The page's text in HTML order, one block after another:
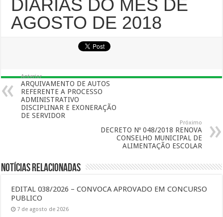
DIÁRIAS DO MÊS DE
AGOSTO DE 2018
Anterior
ARQUIVAMENTO DE AUTOS
REFERENTE A PROCESSO
ADMINISTRATIVO
DISCIPLINAR E EXONERAÇÃO
DE SERVIDOR
Próximo
DECRETO Nº 048/2018 RENOVA
CONSELHO MUNICIPAL DE
ALIMENTAÇÃO ESCOLAR
Notícias Relacionadas
EDITAL 038/2026 – CONVOCA APROVADO EM CONCURSO
PUBLICO
7 de agosto de 2026